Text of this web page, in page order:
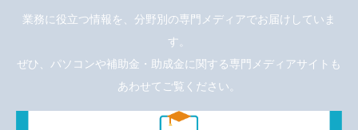
業務に役立つ情報を、分野別の専門メディアでお届けしていま
す。
ぜひ、パソコンや補助金・助成金に関する専門メディアサイトも
あわせてご覧ください。